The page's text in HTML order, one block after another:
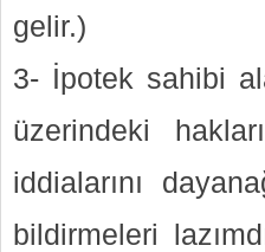
gelir.)
3- İpotek sahibi
üzerindeki
iddialarını
bildirmeleri